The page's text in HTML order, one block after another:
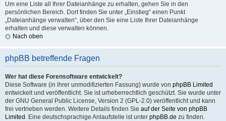
Um eine Liste all Ihrer Dateianhänge zu erhalten, gehen Sie in den
persönlichen Bereich. Dort finden Sie unter „Einstieg“ einen Punkt
„Dateianhänge verwalten“, über den Sie eine Liste Ihrer Dateianhänge
erhalten und diese verwalten können.
Nach oben
phpBB betreffende Fragen
Wer hat diese Forensoftware entwickelt?
Diese Software (in ihrer unmodifizierten Fassung) wurde von phpBB Limited
entwickelt und veröffentlicht. Sie ist urheberrechtlich geschützt. Sie wurde unter
der GNU General Public License, Version 2 (GPL-2.0) veröffentlicht und kann
frei vertrieben werden. Weitere Details finden Sie auf der Seite von phpBB
Limited . Eine deutschsprachige Anlaufstelle ist unter phpBB.de zu finden.